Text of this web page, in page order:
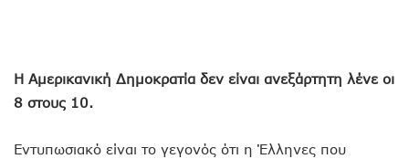
Η Αμερικανική Δημοκρατία δεν είναι ανεξάρτητη λένε οι
8 στους 10.
Εντυπωσιακό είναι το γεγονός ότι η Έλληνες που